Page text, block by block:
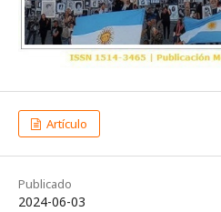
Artículo
Publicado
2024-06-03